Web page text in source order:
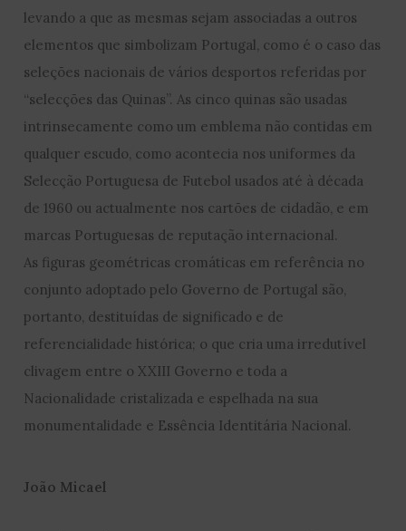
levando a que as mesmas sejam associadas a outros
elementos que simbolizam Portugal, como é o caso das
seleções nacionais de vários desportos referidas por
“selecções das Quinas”. As cinco quinas são usadas
intrinsecamente como um emblema não contidas em
qualquer escudo, como acontecia nos uniformes da
Selecção Portuguesa de Futebol usados até à década
de 1960 ou actualmente nos cartões de cidadão, e em
marcas Portuguesas de reputação internacional.
As figuras geométricas cromáticas em referência no
conjunto adoptado pelo Governo de Portugal são,
portanto, destituídas de significado e de
referencialidade histórica; o que cria uma irredutível
clivagem entre o XXIII Governo e toda a
Nacionalidade cristalizada e espelhada na sua
monumentalidade e Essência Identitária Nacional.
João Micael